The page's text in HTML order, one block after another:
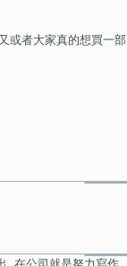
或者大家真的想買一部